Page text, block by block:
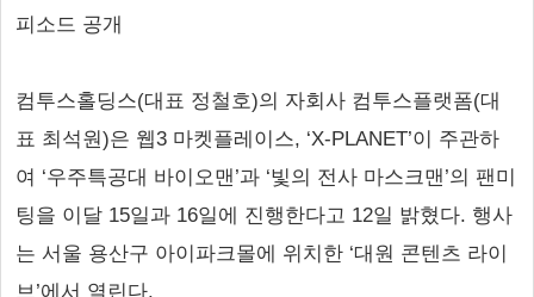
피소드 공개
컴투스홀딩스(대표 정철호)의 자회사 컴투스플랫폼(대
표 최석원)은 웹3 마켓플레이스, ‘X-PLANET’이 주관하
여 ‘우주특공대 바이오맨’과 ‘빛의 전사 마스크맨’의 팬미
팅을 이달 15일과 16일에 진행한다고 12일 밝혔다. 행사
는 서울 용산구 아이파크몰에 위치한 ‘대원 콘텐츠 라이
브’에서 열린다.